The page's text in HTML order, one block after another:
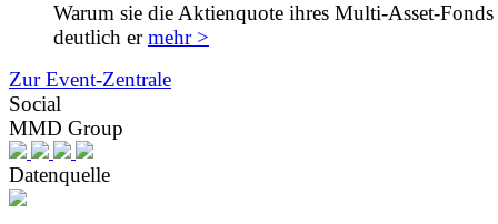
Warum sie die Aktienquote ihres Multi-Asset-Fonds
deutlich ermehr >
Zur Event-Zentrale
Social
MMD Group
Datenquelle